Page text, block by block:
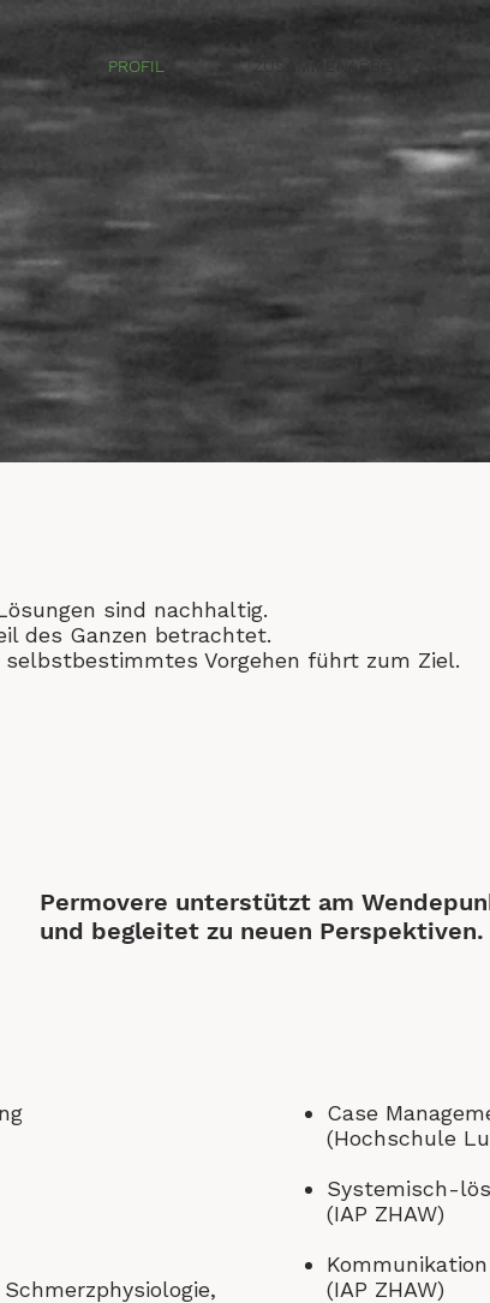
PROFIL ZUSAMMENARBEIT
sind nachhaltig.
des Ganzen betrachtet.
Vorgehen führt zum Ziel.
Permovere unterstützt am
und begleitet zu neuen Perspektiven.
Case
(Hochschule
Systemisch-
(IAP ZHAW)
Kommunikation
(IAP ZHAW)